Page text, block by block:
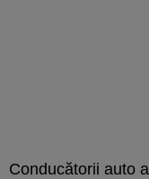
Conducătorii auto